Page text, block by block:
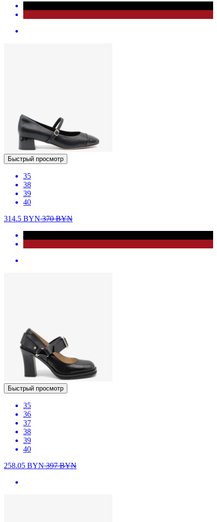
Быстрый просмотр
35
38
39
40
314.5 BYN370BYN
Быстрый просмотр
35
36
37
38
39
40
258.05 BYN397BYN